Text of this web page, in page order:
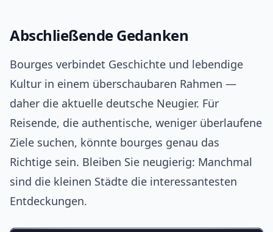
Abschließende Gedanken
Bourges verbindet Geschichte und lebendige
Kultur in einem überschaubaren Rahmen —
daher die aktuelle deutsche Neugier. Für
Reisende, die authentische, weniger überlaufene
Ziele suchen, könnte bourges genau das
Richtige sein. Bleiben Sie neugierig: Manchmal
sind die kleinen Städte die interessantesten
Entdeckungen.